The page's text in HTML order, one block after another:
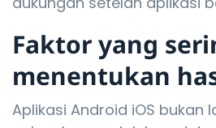
Faktor yang
menentukan
Aplikasi Android iOS bukan